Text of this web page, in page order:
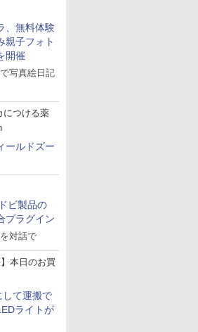
、無料体験
親子フォト
開催
写真絵日記
につける薬
ールドズー
ビ製品の
プラグイン
対話で
】本日のお買
して運搬で
ライトが